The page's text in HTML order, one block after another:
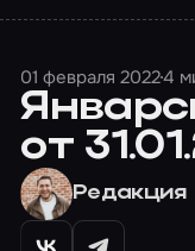
01 февраля 20224
от
Редакция